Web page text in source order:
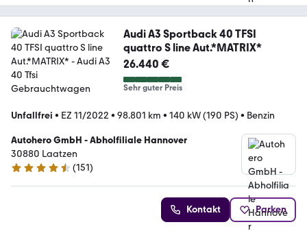
Audi A3 Sportback 40 TFSI
quattro S line Aut.*MATRIX*
26.440 €
Sehr guter Preis
Unfallfrei • EZ 11/2022 • 98.801 km • 140 kW (190 PS) • Benzin
Autohero GmbH - Abholfiliale Hannover
30880 Laatzen
4.7 Sterne
(151)
Kontakt Parken